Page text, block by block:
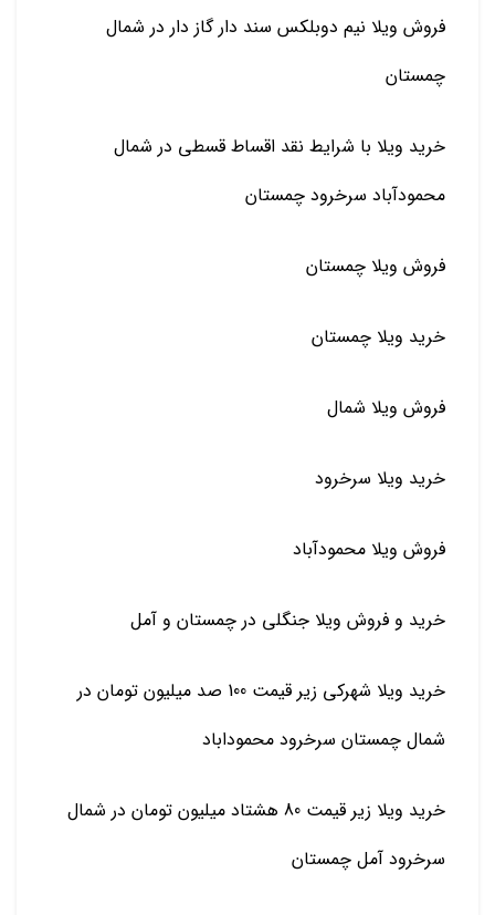
فروش ویلا نیم دوبلکس سند دار گاز دار در شمال
چمستان
خرید ویلا با شرایط نقد اقساط قسطی در شمال
محمودآباد سرخرود چمستان
فروش ویلا چمستان
خرید ویلا چمستان
فروش ویلا شمال
خرید ویلا سرخرود
فروش ویلا محمودآباد
خرید و فروش ویلا جنگلی در چمستان و آمل
خرید ویلا شهرکی زیر قیمت 100 صد میلیون تومان در
شمال چمستان سرخرود محموداباد
خرید ویلا زیر قیمت 80 هشتاد میلیون تومان در شمال
سرخرود آمل چمستان